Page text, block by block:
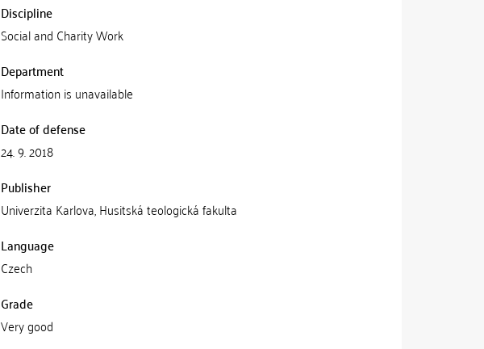
Discipline
Social and Charity Work
Department
Information is unavailable
Date of defense
24. 9. 2018
Publisher
Univerzita Karlova, Husitská teologická fakulta
Language
Czech
Grade
Very good